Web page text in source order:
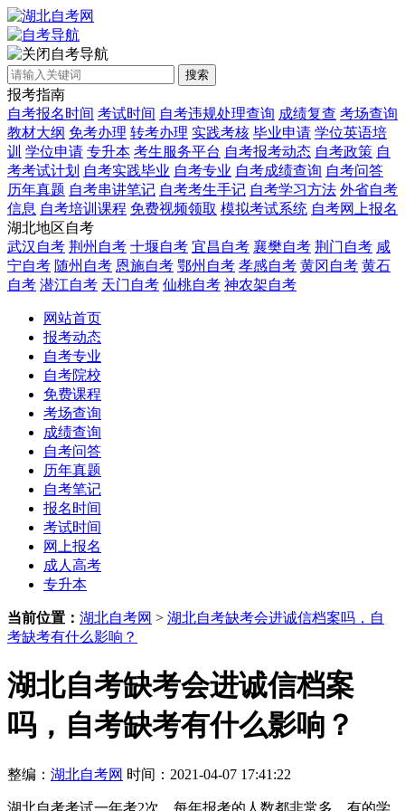
自考导航
搜索
报考指南
自考报名时间 考试时间 自考违规处理查询 成绩复查 考场查询
教材大纲 免考办理 转考办理 实践考核 毕业申请 学位英语培
训 学位申请 专升本 考生服务平台 自考报考动态 自考政策 自
考考试计划 自考实践毕业 自考专业 自考成绩查询 自考问答
历年真题 自考串讲笔记 自考考生手记 自考学习方法 外省自考
信息 自考培训课程 免费视频领取 模拟考试系统 自考网上报名
湖北地区自考
武汉自考 荆州自考 十堰自考 宜昌自考 襄樊自考 荆门自考 咸
宁自考 随州自考 恩施自考 鄂州自考 孝感自考 黄冈自考 黄石
自考 潜江自考 天门自考 仙桃自考 神农架自考
网站首页
报考动态
自考专业
自考院校
免费课程
考场查询
成绩查询
自考问答
历年真题
自考笔记
报名时间
考试时间
网上报名
成人高考
专升本
当前位置： 湖北自考网 > 湖北自考缺考会进诚信档案吗，自
考缺考有什么影响？
湖北自考缺考会进诚信档案
吗，自考缺考有什么影响？
整编： 湖北自考网 时间：2021-04-07 17:41:22
湖北自考考试一年考2次，每年报考的人数都非常多，有的学